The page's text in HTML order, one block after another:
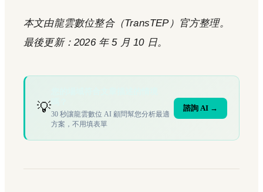
本文由龍雲數位整合（TransTEP）官方整理。
最後更新：2026 年 5 月 10 日。
💡30 秒讓龍雲數位 AI 顧問幫您分析最適
方案，不用填表單
諮詢 AI →